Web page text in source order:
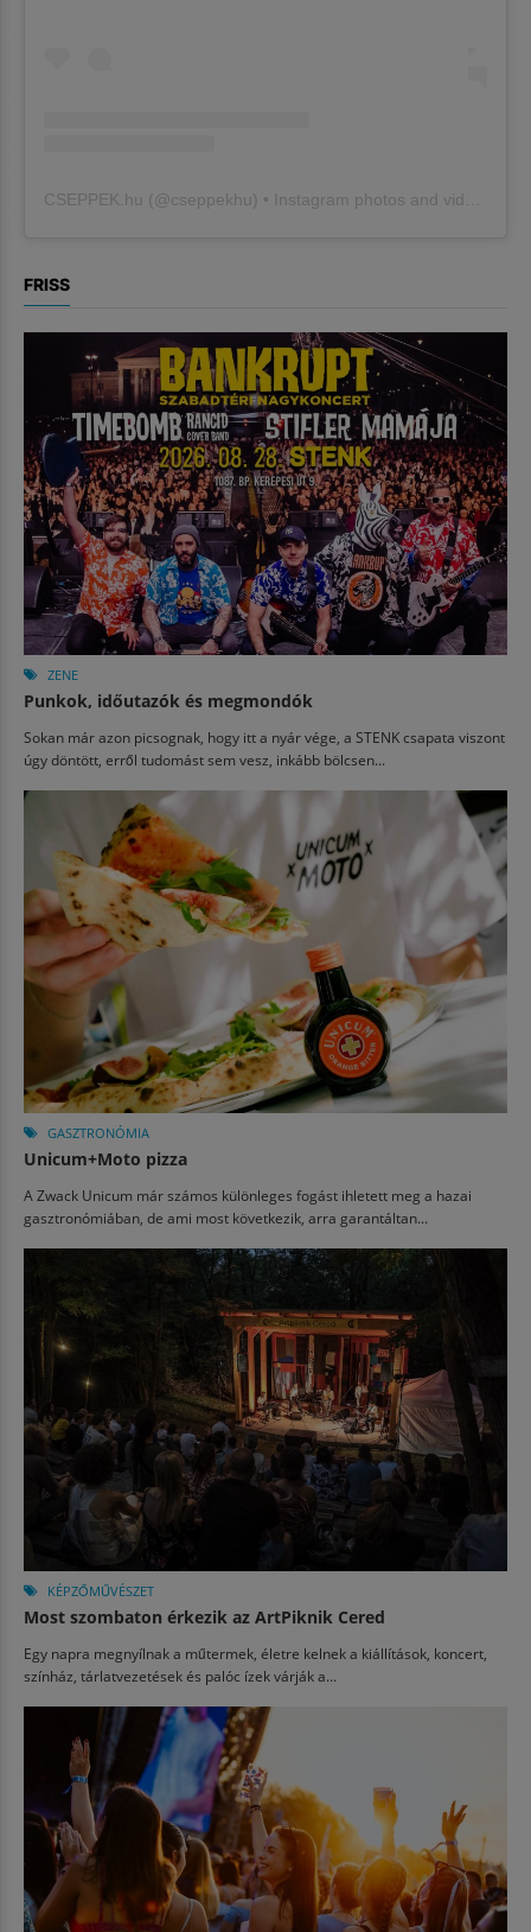
CSEPPEK.hu (@cseppekhu ) • Instagram photos and videos
FRISS
ZENE
Punkok, időutazók és megmondók
Sokan már azon picsognak, hogy itt a nyár vége, a STENK csapata viszont
úgy döntött, erről tudomást sem vesz, inkább bölcsen...
GASZTRONÓMIA
Unicum+Moto pizza
A Zwack Unicum már számos különleges fogást ihletett meg a hazai
gasztronómiában, de ami most következik, arra garantáltan...
KÉPZŐMŰVÉSZET
Most szombaton érkezik az ArtPiknik Cered
Egy napra megnyílnak a műtermek, életre kelnek a kiállítások, koncert,
színház, tárlatvezetések és palóc ízek várják a...